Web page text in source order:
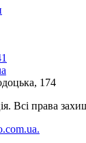
174
Всі права
.